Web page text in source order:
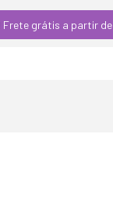
Frete grátis a partir de